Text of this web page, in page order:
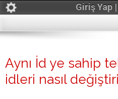
Giriş Yap |
Aynı İd ye sahip
idleri nasıl